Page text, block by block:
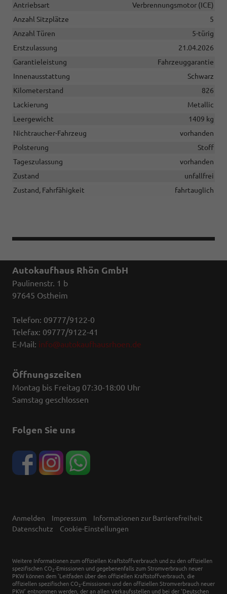
Antriebsart
Verbrennungsmotor (ICE)
Anzahl Sitzplätze
5
Anzahl Türen
5-türig
Erstzulassung
21.04.2026
Garantieleistung
Fahrzeuggarantie
Innenausstattung
Schwarz
Kilometerstand
826
Lackierung
Metallic
Leergewicht
1409 kg
Nichtraucher-Fahrzeug
vorhanden
Polsterung
Stoff
Tageszulassung
vorhanden
Zustand
unfallfrei
Zustand, Fahrfähigkeit
fahrtauglich
Autokaufhaus Rhön GmbH
Paulinenstr. 1 b
97645 Ostheim
Telefon: 09777/9122-0
Telefax: 09777/9122-41
E-Mail: info@autokaufhausrhoen.de
Öffnungszeiten
Montag bis Freitag 07:30-18:00 Uhr
Samstag geschlossen
Folgen Sie uns
Anmelden Impressum
Informationen zur Barrierefreiheit
Datenschutz
Cookie-Einstellungen
Weitere Informationen zum offiziellen Kraftstoffverbrauch und zu den offiziellen
spezifischen CO 2-Emissionen und gegebenenfalls zum Stromverbrauch neuer
PKW können dem 'Leitfaden über den offiziellen Kraftstoffverbrauch, die
offiziellen spezifischen CO 2-Emissionen und den offiziellen Stromverbrauch neuer
PKW' entnommen werden, der an allen Verkaufsstellen und bei der 'Deutschen